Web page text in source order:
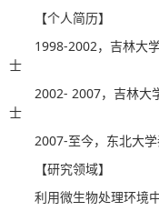
【个人简历】
1998-2002，吉林大
士
2002- 2007，吉林大
士
2007-至今，东北大
【研究领域】
利用微生物处理环境